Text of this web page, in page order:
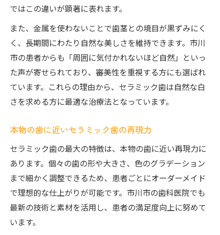
ではこの違いが顕著に表れます。
また、金属を使わないことで歯茎との境目が黒ずみにく
く、長期間にわたり自然な美しさを維持できます。市川
市の患者からも「周囲に気付かれないほど自然」といっ
た声が寄せられており、審美性を重視する方にも選ばれ
ています。これらの理由から、セラミック歯は自然な白
さを求める方に最適な治療法となっています。
本物の歯に近いセラミック歯の再現力
セラミック歯の最大の特徴は、本物の歯に近い再現力に
あります。個々の歯の形や大きさ、色のグラデーション
まで細かく調整できるため、患者ごとにオーダーメイド
で理想的な仕上がりが可能です。市川市の歯科医院でも
最新の技術と素材を活用し、患者の満足度向上に努めて
います。